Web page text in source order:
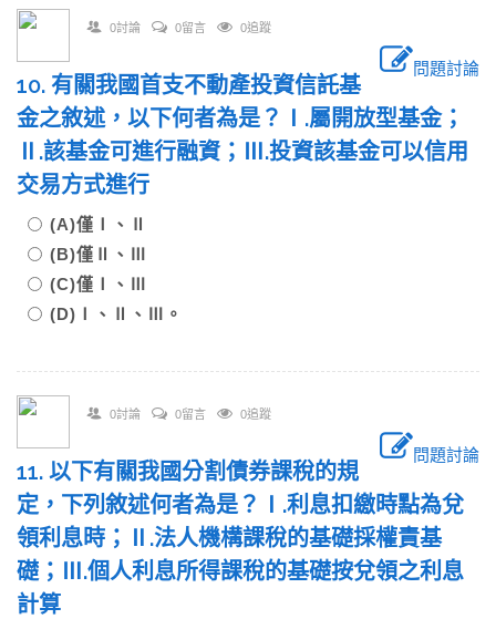
0討論 0留言 0追蹤
問題討論
10. 有關我國首支不動產投資信託基
金之敘述，以下何者為是？Ⅰ.屬開放型基金；
Ⅱ.該基金可進行融資；Ⅲ.投資該基金可以信用
交易方式進行
(A)僅Ⅰ、Ⅱ
(B)僅Ⅱ、Ⅲ
(C)僅Ⅰ、Ⅲ
(D)Ⅰ、Ⅱ、Ⅲ。
0討論 0留言 0追蹤
問題討論
11. 以下有關我國分割債券課稅的規
定，下列敘述何者為是？Ⅰ.利息扣繳時點為兌
領利息時；Ⅱ.法人機構課稅的基礎採權責基
礎；Ⅲ.個人利息所得課稅的基礎按兌領之利息
計算